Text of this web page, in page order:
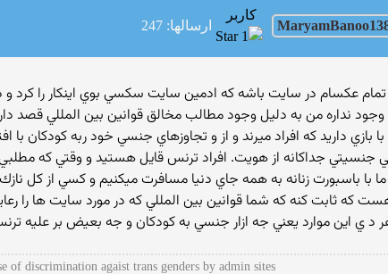
کاربر
ارسالها: 247
عكسام در سايت باشه كه ادمين سايت سكسي بوي اينكار را
نداره من به دليل وجود مطالب مخالق قوانين بين المللي قصد
جنسيتي جداكانه از هويت. افراد ترنس قايل هستيد و وقتي كه
ما با باسبورت زنانه به همه جاي دنيا مسافرت ميكنيم و كسي از كل
كه ثابت كنه كه شما قوانين بين المللي كه در مورد سايت ها را
هر د ي اين موارد يعني جه ازار جنسي به كودكان و جه بعيض بر
of discrimination agaist trans genders by admin sites